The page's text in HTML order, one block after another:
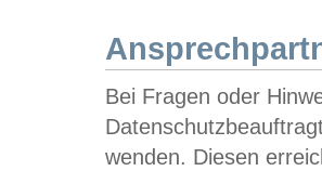
Bei Fragen oder
wenden. Diesen